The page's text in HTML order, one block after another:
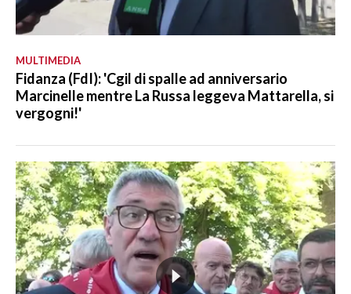
MULTIMEDIA
Fidanza (FdI): 'Cgil di spalle ad anniversario
Marcinelle mentre La Russa leggeva Mattarella, si
vergogni!'